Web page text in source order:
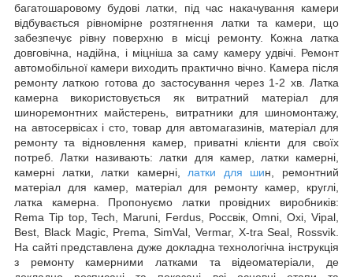
багатошаровому будові латки, під час накачування камери
відбувається рівномірне розтягнення латки та камери, що
забезпечує рівну поверхню в місці ремонту. Кожна латка
довговічна, надійна, і міцніша за саму камеру удвічі. Ремонт
автомобільної камери виходить практично вічно. Камера після
ремонту латкою готова до застосування через 1-2 хв. Латка
камерна використовується як витратний матеріал для
шиноремонтних майстерень, витратники для шиномонтажу,
на автосервісах і сто, товар для автомагазинів, матеріал для
ремонту та відновлення камер, приватні клієнти для своїх
потреб. Латки називають: латки для камер, латки камерні,
камерні латки, латки камерні,
латки для шин, ремонтний
матеріал для камер, матеріал для ремонту камер, круглі,
латка камерна. Пропонуємо латки провідних виробників:
Rema Tip top, Tech, Maruni, Ferdus, Россвік, Omni, Oxi, Vipal,
Best, Black Magic, Prema, SimVal, Vermar, X-tra Seal, Rossvik.
На сайті представлена дуже докладна технологічна інструкція
з ремонту камерними латками та відеоматеріали, де